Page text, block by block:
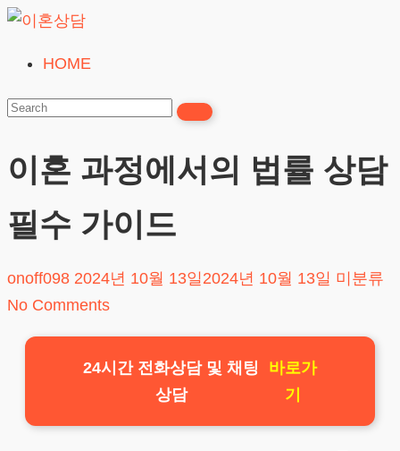
Skip
content
혼
담
HOME
이혼 과정에서의 법률 상담
필수 가이드
onoff098 2024년 10월 13일 2024년 10월 13일 미분류
No Comments
24시간 전화상담 및 채팅
상담
바로가
기